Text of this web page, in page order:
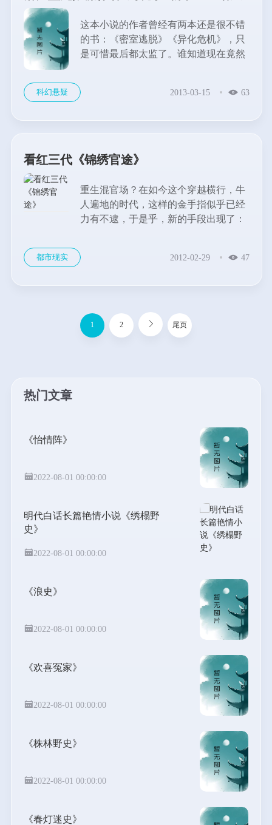
魔道》
这本小说的作者曾经有两本还是很不错
的书：《密室逃脱》《异化危机》，只
是可惜最后都太监了。谁知道现在竟然
共同的特色，谨小慎微，独行为主，防
科幻悬疑 2013-03-15 63
看红三代《锦绣官途》
重生混官场？在如今这个穿越横行，牛
人遍地的时代，这样的金手指似乎已经
力有不逮，于是乎，新的手段出现了：
的代表并不一定是说：这本书很好看，
真正吸引人的就是要看一个人如何在一
穷二白的情况下，在现实生活中如何混
都市现实 2012-02-29 47
1 2 尾页
热门文章
《怡情阵》
2022-08-01 00:00:00
明代白话长篇艳情小说《绣榻野
史》
2022-08-01 00:00:00
《浪史》
2022-08-01 00:00:00
《欢喜冤家》
2022-08-01 00:00:00
《株林野史》
2022-08-01 00:00:00
《春灯迷史》